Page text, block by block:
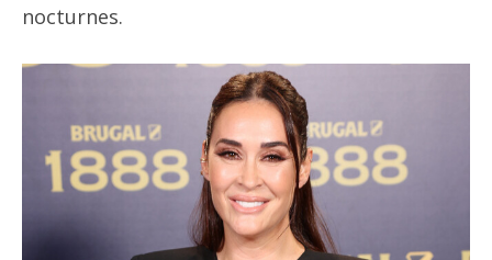
nocturnes.